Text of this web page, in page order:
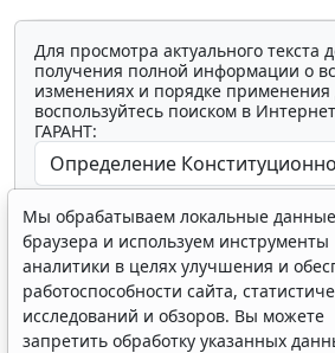
Для просмотра актуального текста
получения полной информации о
изменениях и порядке применения
воспользуйтесь поиском в
ГАРАНТ:
Показать все
Мы обрабатываем локальные данные
браузера и используем инструменты
аналитики в целях улучшения и
работоспособности сайта,
исследований и обзоров. Вы можете
запретить обработку указанных